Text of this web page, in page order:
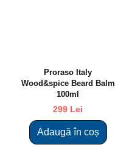
Proraso Italy
Wood&spice Beard Balm
100ml
299 Lei
Adaugă în coș